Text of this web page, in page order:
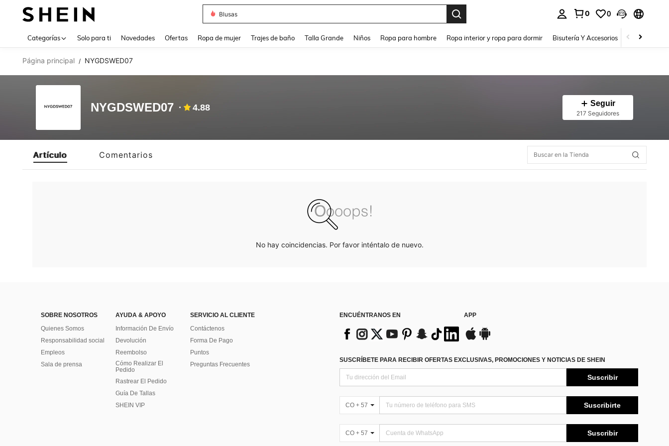
Blusas
0 0
Categorías Solo para ti Novedades Ofertas Ropa de mujer Trajes de baño Talla Grande Niños Ropa para hombre Ropa interior y ropa para dormir Bisutería Y Accesorios Zapatos
Página principal / NYGDSWED07
NYGDSWED07 4.88 Seguir
217 Seguidores
Artículo Comentarios
No hay coincidencias. Por favor inténtalo de nuevo.
SOBRE NOSOTROS
Quienes Somos
Responsabilidad social
Empleos
Sala de prensa
AYUDA & APOYO
Información De Envío
Devolución
Reembolso
Cómo Realizar El
Pedido
Rastrear El Pedido
Guía De Tallas
SHEIN VIP
SERVICIO AL CLIENTE
Contáctenos
Forma De Pago
Puntos
Preguntas Frecuentes
ENCUÉNTRANOS EN APP
SUSCRÍBETE PARA RECIBIR OFERTAS EXCLUSIVAS, PROMOCIONES Y NOTICIAS DE SHEIN
Suscribir
CO + 57 Suscribirte
CO + 57 Suscribir